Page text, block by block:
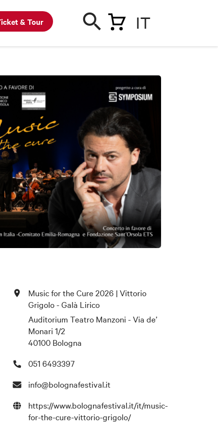
& Tour IT
Music for the Cure 2026 | Vittorio
Grigolo - Galà Lirico
Auditorium Teatro Manzoni - Via de’
Monari 1/2
40100 Bologna
051 6493397
info@bolognafestival.it
https://www.bolognafestival.it/it/music-
for-the-cure-vittorio-grigolo/